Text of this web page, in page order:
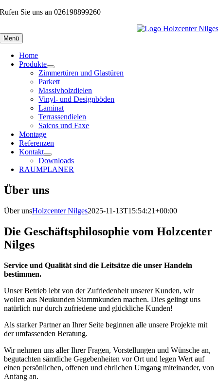
Zum
Rufen Sie uns an 026198899260
Menü
Home
Produkte
Zimmertüren und Glastüren
Parkett
Massivholzdielen
Vinyl- und Designböden
Laminat
Terrassendielen
Saicos und Faxe
Montage
Referenzen
Kontakt
Downloads
RAUMPLANER
Über uns
Über unsHolzcenter Nilges2025-11-13T15:54:21+00:00
Die Geschäftsphilosophie vom Holzcenter
Nilges
Service und Qualität sind die Leitsätze die unser Handeln
bestimmen.
Unser Betrieb lebt von der Zufriedenheit unserer Kunden, wir
wollen aus Neukunden Stammkunden machen. Dies gelingt uns
natürlich nur durch zufriedene und glückliche Kunden!
Als starker Partner an Ihrer Seite beginnen alle unsere Projekte mit
der umfassenden Beratung.
Wir nehmen uns aller Ihrer Fragen, Vorstellungen und Wünsche an,
begutachten sämtliche Gegebenheiten vor Ort und legen Wert auf
einen persönlichen, offenen und ehrlichen Umgang miteinander, von
Anfang an.